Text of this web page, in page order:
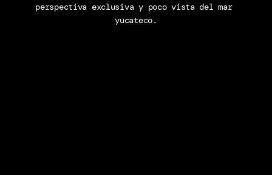
perspectiva exclusiva y poco vista del mar
yucateco.